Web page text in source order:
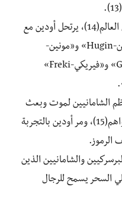
ومثله مثل جميع الشامانيين في كل العالم(14)، يرتحل أودين مع
أرواح، فهو يرتحل مع غُرابيه «هوغين-Hugin» و«مونين-
Munin» ومع الذئبين «جيري-Geri» و«فيريكي-Freki»
الشامانيين لموت وبعث
في حياتهم من أجل الحصول على قواهم(15)، ومر أودين بالتجربة
الرموز.
والشامانيين الذين
السحر يسمح للرجال